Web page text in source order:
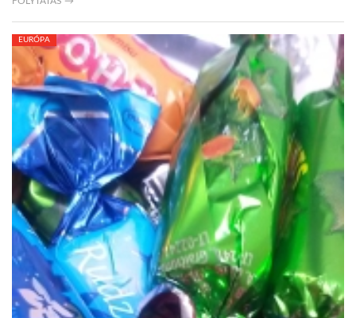
GLOBOZSARU
DOBRAVERO.HU
LATIMO.HU
GLOBOBOOK
EURÓPA